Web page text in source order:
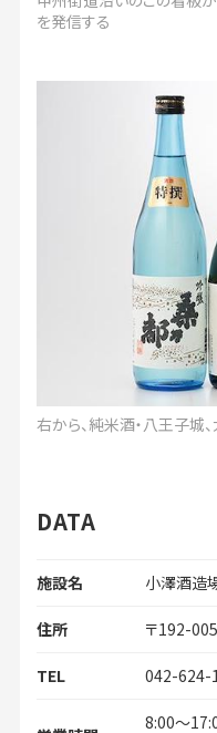
を発信する
右から、純米酒・八王子城
DATA
施設名 小澤酒造
住所 〒192-
TEL 042-624-
8:00～